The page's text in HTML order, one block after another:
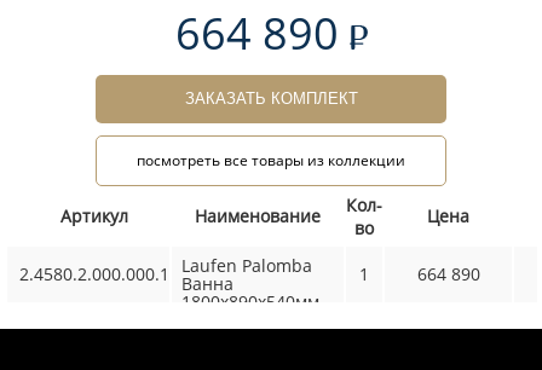
664 890
ЗАКАЗАТЬ КОМПЛЕКТ
посмотреть все товары из коллекции
Артикул Наименование
Кол-
во
Цена
2.4580.2.000.000.1 Laufen Palomba
Ванна
1800x890x540мм,
1 664 890